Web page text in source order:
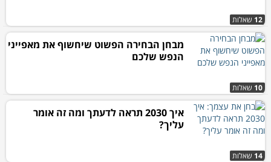
12 שאלות
10 שאלות
מבחן הבחירה הפשוט שיחשוף את מאפייני
הנפש שלכם
14 שאלות
איך 2030 תראה לדעתך ומה זה אומר
עליך?